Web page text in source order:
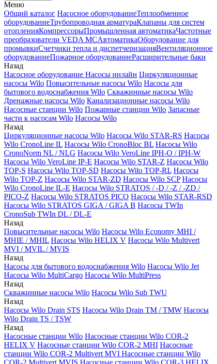
Меню
Общий каталог Насосное оборудованиеТеплообменное
оборудованиеТрубопроводная арматураКлапаны для систем
отопленияКомпрессорыПромышленная автоматикаЧастотные
преобразователи VEDA MCАвтоматикаОборудование для
промывкиСчетчики тепла и диспетчеризацияВентиляционное
оборудованиеПожарное оборудованиеРасширительные баки
Назад
Насосное оборудование Насосы инлайн Циркуляционные
насосы Wilo Повысительные насосы Wilo Насосы для
бытового водоснабжения Wilo Скважинные насосы Wilo
Дренажные насосы Wilo Канализационные насосы Wilo
Насосные станции Wilo Пожарные станции Wilo Запасные
части к насосам Wilo Насосы Wilo
Назад
Циркуляционные насосы Wilo Насосы Wilo STAR-RS Насосы
Wilo CronoLine IL Насосы Wilo CronoBloc BL Насосы Wilo
CronoNorm NL / NLG Насосы Wilo VeroLine IPH-O / IPH-W
Насосы Wilo VeroLine IP-E Насосы Wilo STAR-Z Насосы Wilo
TOP-S Насосы Wilo TOP-SD Насосы Wilo TOP-RL Насосы
Wilo TOP-Z Насосы Wilo STAR-ZD Насосы Wilo SCP Насосы
Wilo CronoLine IL-E Насосы Wilo STRATOS / -D / -Z / -ZD /
PICO-Z Насосы Wilo STRATOS PICO Насосы Wilo STAR-RSD
Насосы Wilo STRATOS GIGA / GIGA B Насосы TWIn
CronoSub TWIn DL / DL-E
Назад
Повысительные насосы Wilo Насосы Wilo Economy MHI /
MHIE / MHIL Насосы Wilo HELIX V Насосы Wilo Multivert
MVI / MVIL / MVIS
Назад
Насосы для бытового водоснабжения Wilo Насосы Wilo Jet
Насосы Wilo MultiCargo Насосы Wilo MultiPress
Назад
Скважинные насосы Wilo Насосы Wilo Sub TWU
Назад
Насосы Wilo Drain STS Насосы Wilo Drain TM / TMW Насосы
Wilo Drain TS / TSW
Назад
Насосные станции Wilo Насосные станции Wilo COR-2
HELIX V Насосные станции Wilo COR-2 MHI Насосные
станции Wilo COR-2 Multivert MVI Насосные станции Wilo
COR-2 Multivert MVIS Насосные станции Wilo COR-3 HELIX